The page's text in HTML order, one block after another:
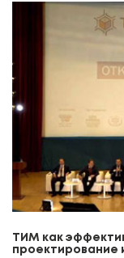
ТИМ как
проектирование